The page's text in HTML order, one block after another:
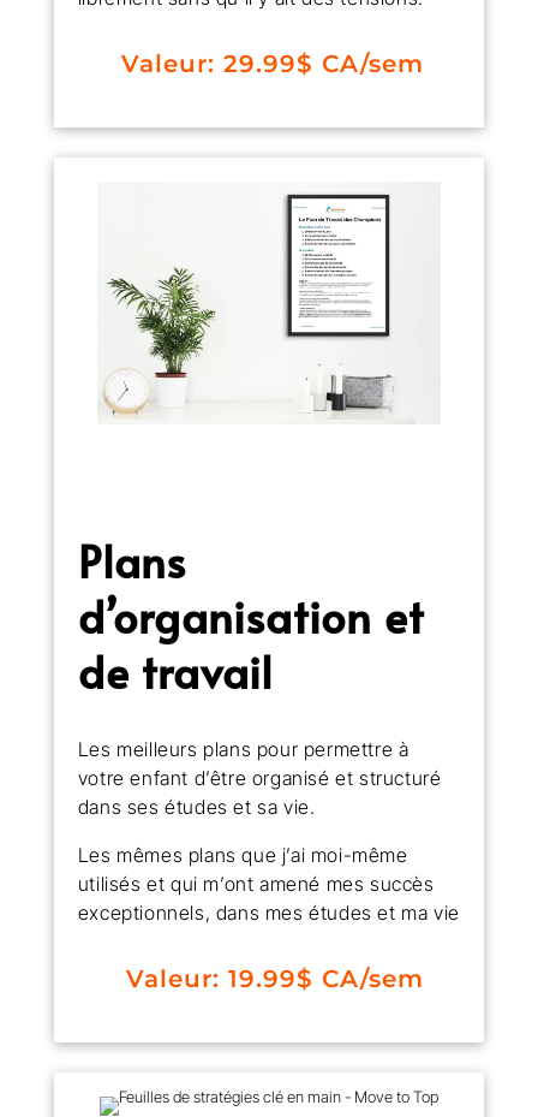
Valeur: 29.99$ CA/sem
Plans
d’organisation et
de travail
Les meilleurs plans pour permettre à
votre enfant d’être organisé et structuré
dans ses études et sa vie.
Les mêmes plans que j’ai moi-même
utilisés et qui m’ont amené mes succès
exceptionnels, dans mes études et ma vie
Valeur: 19.99$ CA/sem